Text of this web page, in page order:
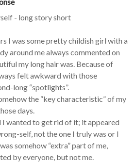
- long story short
I was some pretty childish girl with a
around me always commented on
my long hair was. Because of
felt awkward with those
long “spotlights”.
the “key characteristic” of my
days.
I wanted to get rid of it; it appeared
self, not the one I truly was or I
somehow “extra” part of me,
by everyone, but not me.